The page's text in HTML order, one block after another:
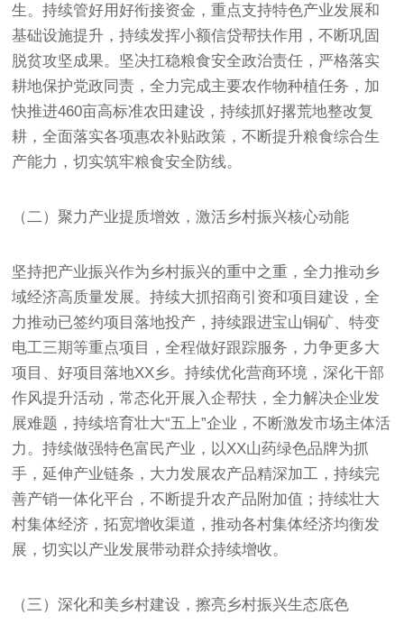
生。持续管好用好衔接资金，重点支持特色产业发展和
基础设施提升，持续发挥小额信贷帮扶作用，不断巩固
脱贫攻坚成果。坚决扛稳粮食安全政治责任，严格落实
耕地保护党政同责，全力完成主要农作物种植任务，加
快推进460亩高标准农田建设，持续抓好撂荒地整改复
耕，全面落实各项惠农补贴政策，不断提升粮食综合生
产能力，切实筑牢粮食安全防线。
（二）聚力产业提质增效，激活乡村振兴核心动能
坚持把产业振兴作为乡村振兴的重中之重，全力推动乡
域经济高质量发展。持续大抓招商引资和项目建设，全
力推动已签约项目落地投产，持续跟进宝山铜矿、特变
电工三期等重点项目，全程做好跟踪服务，力争更多大
项目、好项目落地XX乡。持续优化营商环境，深化干部
作风提升活动，常态化开展入企帮扶，全力解决企业发
展难题，持续培育壮大“五上”企业，不断激发市场主体活
力。持续做强特色富民产业，以XX山药绿色品牌为抓
手，延伸产业链条，大力发展农产品精深加工，持续完
善产销一体化平台，不断提升农产品附加值；持续壮大
村集体经济，拓宽增收渠道，推动各村集体经济均衡发
展，切实以产业发展带动群众持续增收。
（三）深化和美乡村建设，擦亮乡村振兴生态底色